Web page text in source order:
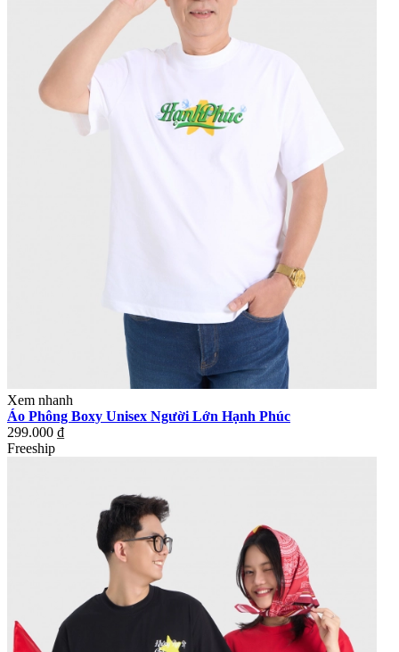
Xem nhanh
Áo Phông Boxy Unisex Người Lớn Hạnh Phúc
299.000 ₫
Freeship